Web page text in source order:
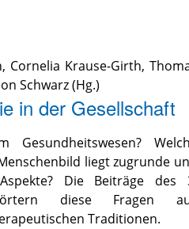
, Cornelia Krause-Girth,
Schwarz(Hg.)
in der Gesellschaft
liegt zugrunde
Die Beiträge des
diese Fragen
Traditionen.